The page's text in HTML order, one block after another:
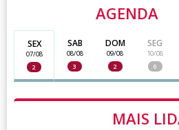
AGENDA
SEX
07/08
2
SAB
08/08
3
DOM
09/08
2
SEG
10/08
0
MAIS